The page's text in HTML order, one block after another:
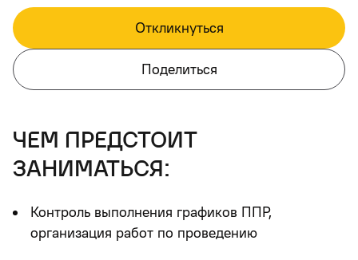
Откликнуться
Поделиться
чем предстоит
заниматься:
Контроль выполнения графиков ППР,
организация работ по проведению